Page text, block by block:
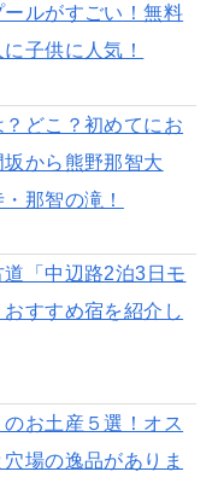
ルがすごい！無料
子供に人気！
どこ？初めてにお
から熊野那智大
那智の滝！
「中辺路2泊3日モ
すすめ宿を紹介し
お土産５選！オス
場の逸品がありま